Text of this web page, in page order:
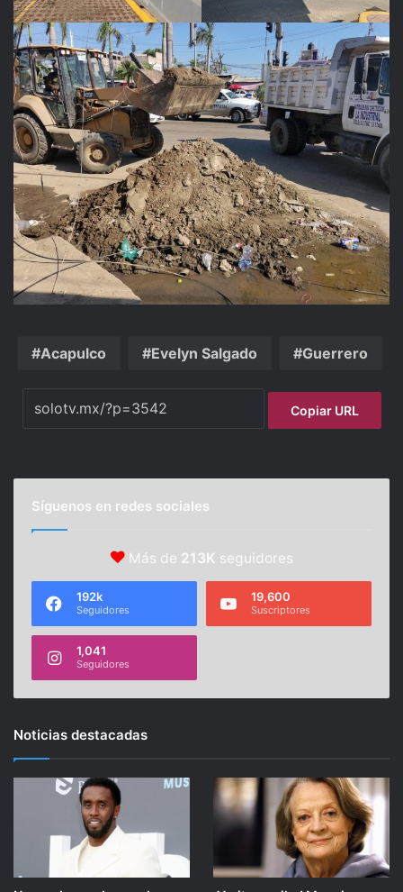
Acapulco Evelyn Salgado Guerrero
Copiar URL
Síguenos en redes sociales
Más de 213K seguidores
192k
Seguidores
19,600
Suscriptores
1,041
Seguidores
Noticias destacadas